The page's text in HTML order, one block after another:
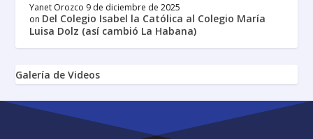
Yanet Orozco 9 de diciembre de 2025
on Del Colegio Isabel la Católica al Colegio María
Luisa Dolz (así cambió La Habana)
Galería de Videos